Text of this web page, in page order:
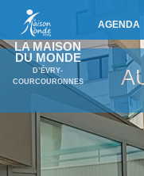
LA MAISON
DU MONDE
D’ÉVRY-
COURCOURONNES
AGENDA